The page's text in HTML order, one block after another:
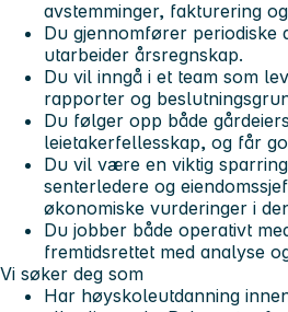
avstemminger, fakturering
Du gjennomfører periodiske
utarbeider årsregnskap.
Du vil inngå i et team som
rapporter og
Du følger opp både
leietakerfellesskap, og får
Du vil være en viktig
senterledere og
økonomiske vurderinger i
Du jobber både operativt
fremtidsrettet med analyse
Vi søker deg som
Har høyskoleutdanning